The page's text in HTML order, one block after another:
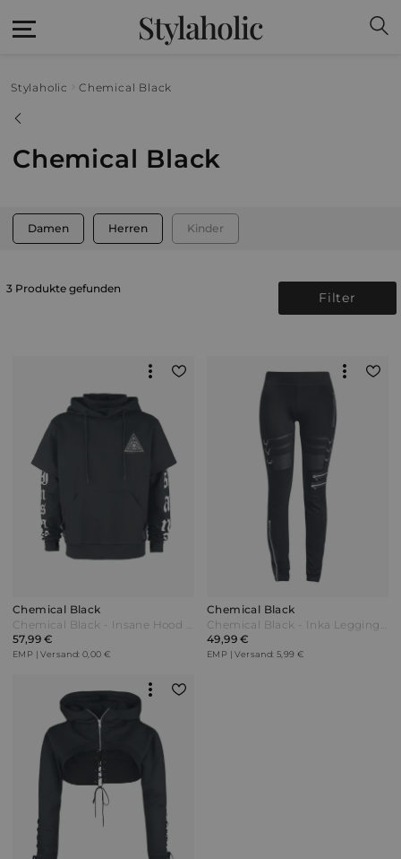
Stylaholic
Stylaholic Chemical Black
Chemical Black
Damen Herren Kinder
3 Produkte gefunden
Filter
Chemical Black
Chemical Black - Insane Hood - Kapuzenpullover - schwarz
57,99 €
EMP | Versand: 0,00 €
Chemical Black
Chemical Black - Inka Leggings - Leggings - schwarz
49,99 €
EMP | Versand: 5,99 €